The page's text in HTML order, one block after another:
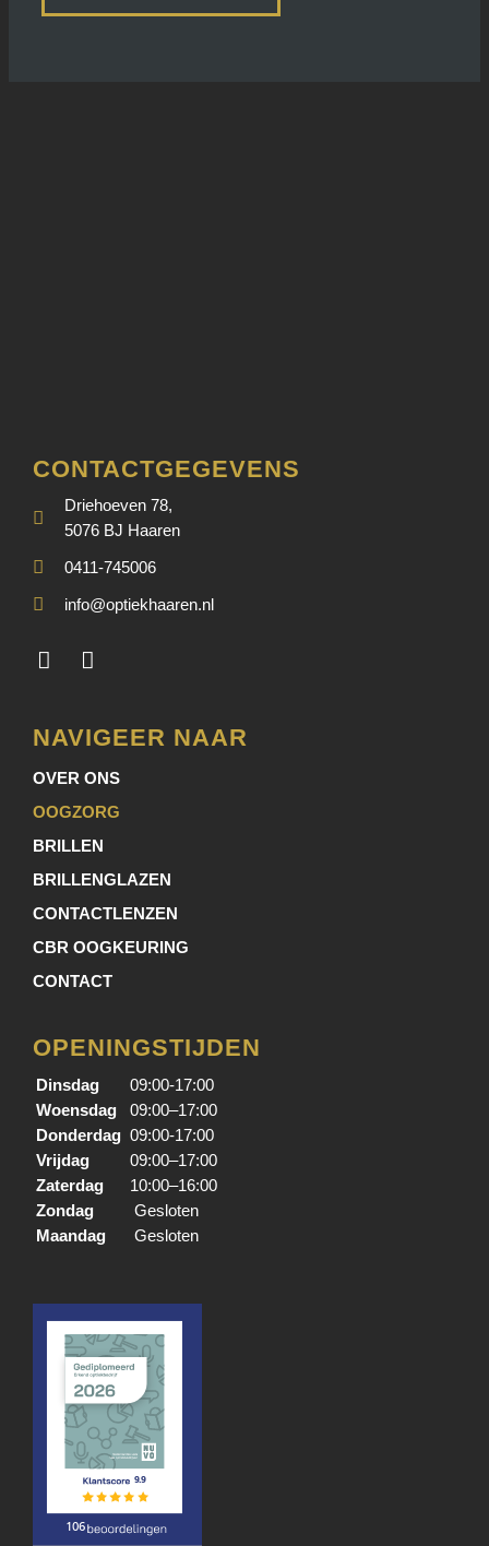
CONTACTGEGEVENS
Driehoeven 78,
5076 BJ Haaren
0411-745006
info@optiekhaaren.nl
NAVIGEER NAAR
OVER ONS
OOGZORG
BRILLEN
BRILLENGLAZEN
CONTACTLENZEN
CBR OOGKEURING
CONTACT
OPENINGSTIJDEN
Dinsdag
09:00-17:00
Woensdag
09:00–17:00
Donderdag 09:00-17:00
Vrijdag
09:00–17:00
Zaterdag
10:00–16:00
Zondag
Gesloten
Maandag
Gesloten